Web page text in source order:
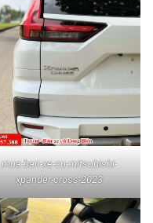
mua-ban-xe-cu-mitsubishi-
xpander-cross-2023